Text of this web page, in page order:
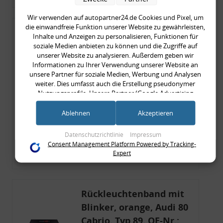
Rückleuchtenband mit
Blinker, rot, US-Ecken,
Audi 80 Cabrio, Typ 89,
OE-Nr.: 8G0945225 +
8G0945225C
999,99 €
inkl. gesetzl. MwSt., zzgl.Versandkosten
Merkzettel
Zum Artikel
Rückleuchtenband mit
Blinker, orange, Audi 80
Cabrio, Typ 89, OE-Nr.:
Wir verwenden auf autopartner24.de Cookies und Pixel, um
die einwandfreie Funktion unserer Website zu gewährleisten,
Inhalte und Anzeigen zu personalisieren, Funktionen für
soziale Medien anbieten zu können und die Zugriffe auf
unserer Website zu analysieren. Außerdem geben wir
Informationen zu Ihrer Verwendung unserer Website an
unsere Partner für soziale Medien, Werbung und Analysen
weiter. Dies umfasst auch die Erstellung pseudonymer
Nutzungsprofile. Unsere Partner (Google Advertising
Products) führen diese Informationen möglicherweise mit
weiteren Daten zusammen, die Sie ihnen bereitgestellt haben
im Rahmen Ihrer Nutzung der Dienste gesammelt haben
(bspw. Nutzungsdaten anderer Geräte). Ihre Einwilligung zur
Nutzung von Cookies und Pixeln können Sie jederzeit
widerrufen, indem Sie auf den Datenschutz-Button links
Zwecke der Datenverarbeitung durch unsere Partner:
Speichern von oder Zugriff auf Informationen auf einem Endgerät
Verwendung reduzierter Daten zur Auswahl von Werbeanzeigen
Datenschutzrichtlinie Impressum
Ablehnen Akzeptieren
Consent Management Platform Powered by Tracking-
Expert